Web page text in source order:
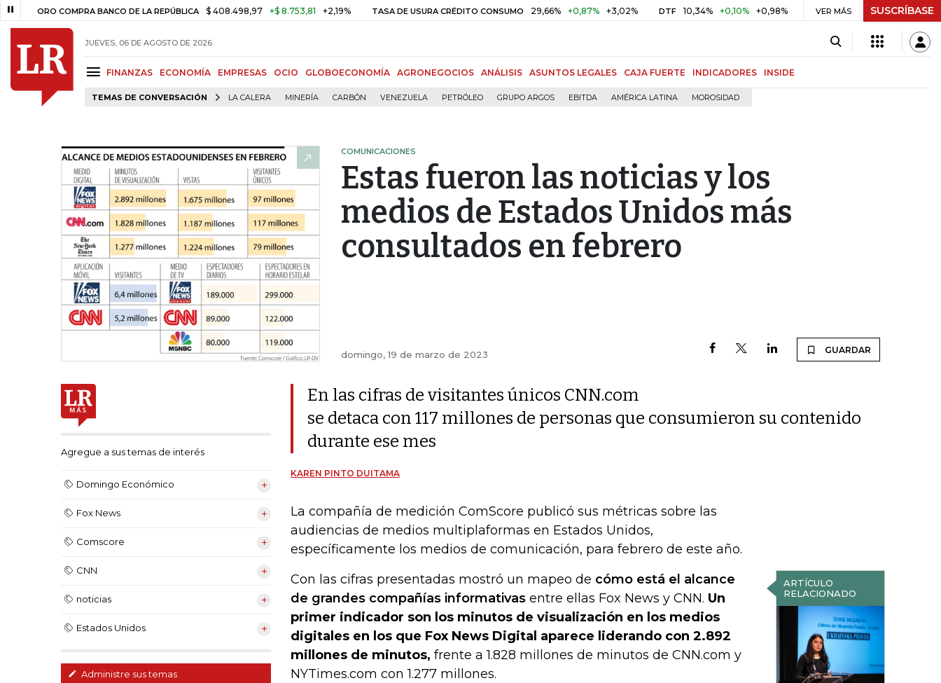
ORO COMPRA BANCO DE LA REPÚBLICA $ 408.498,97 +$ 8.753,81 +2,19% TASA DE USURA CRÉDITO CONSUMO 29,66% +0,87% +3,02% DTF 10,34% +0,10% +0,98% UVR $ 416,86 +$ 0,05 +0,01%
VER MÁS SUSCRÍBASE
JUEVES, 06 DE AGOSTO DE 2026
FINANZAS ECONOMÍA EMPRESAS OCIO GLOBOECONOMÍA AGRONEGOCIOS ANÁLISIS ASUNTOS LEGALES CAJA FUERTE INDICADORES INSIDE
TEMAS DE CONVERSACIÓN LA CALERA MINERÍA CARBÓN VENEZUELA PETRÓLEO GRUPO ARGOS EBITDA AMÉRICA LATINA MOROSIDAD
COMUNICACIONES
Estas fueron las noticias y los
medios de Estados Unidos más
consultados en febrero
domingo, 19 de marzo de 2023 GUARDAR
Agregue a sus temas de interés
Domingo Económico
Fox News
Comscore
CNN
noticias
Estados Unidos
Administre sus temas
En las cifras de visitantes únicos CNN.com
se detaca con 117 millones de personas que consumieron su contenido
durante ese mes
KAREN PINTO DUITAMA
La compañía de medición ComScore publicó sus métricas sobre las
audiencias de medios multiplaformas en Estados Unidos,
específicamente los medios de comunicación, para febrero de este año.
ARTÍCULO
RELACIONADO
Con las cifras presentadas mostró un mapeo de cómo está el alcance
de grandes compañías informativas entre ellas Fox News y CNN. Un
primer indicador son los minutos de visualización en los medios
digitales en los que Fox News Digital aparece liderando con 2.892
millones de minutos, frente a 1.828 millones de minutos de CNN.com y
NYTimes.com con 1.277 millones.